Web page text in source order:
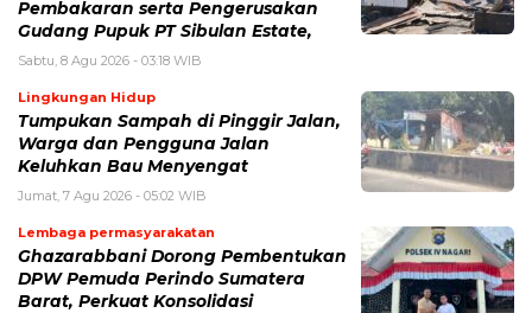
Pembakaran serta Pengerusakan
Gudang Pupuk PT Sibulan Estate,
Sabtu, 8 Agu 2026 - 03:18 WIB
Lingkungan Hidup
Tumpukan Sampah di Pinggir Jalan,
Warga dan Pengguna Jalan
Keluhkan Bau Menyengat
Jumat, 7 Agu 2026 - 05:02 WIB
Lembaga permasyarakatan
Ghazarabbani Dorong Pembentukan
DPW Pemuda Perindo Sumatera
Barat, Perkuat Konsolidasi